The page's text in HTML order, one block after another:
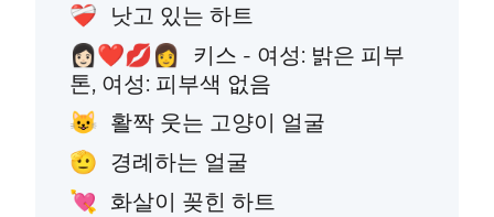
❤️‍🩹 낫고 있는 하트
👩🏻‍❤️‍💋‍👩
키스 - 여성: 밝은 피부
톤, 여성: 피부색 없음
😺 활짝 웃는 고양이 얼굴
🫡 경례하는 얼굴
💘 화살이 꽂힌 하트